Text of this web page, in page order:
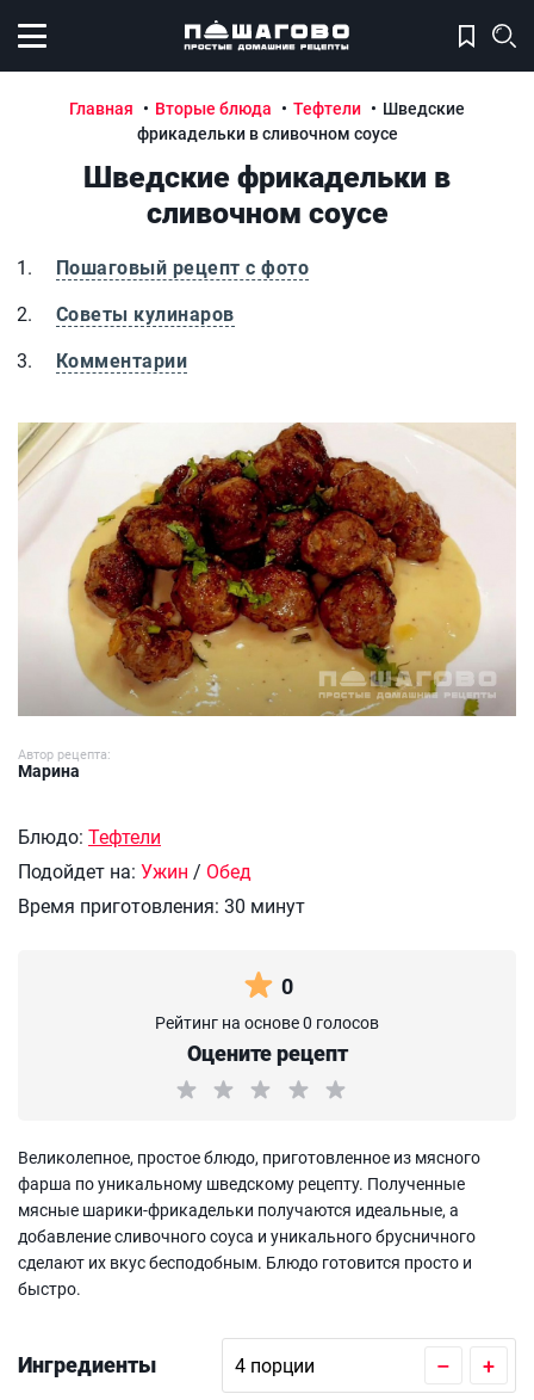
Открыть меню
Главная Вторые блюда Тефтели
Шведские
фрикадельки в сливочном соусе
Шведские фрикадельки в
сливочном соусе
Пошаговый рецепт с фото
Советы кулинаров
Комментарии
Шведские фрикадельки в сливочном соусе
Автор рецепта:
Марина
Блюдо: Тефтели
Подойдет на: Ужин / Обед
Время приготовления: 30 минут
0
Рейтинг на основе 0 голосов
Оцените рецепт
Великолепное, простое блюдо, приготовленное из мясного
фарша по уникальному шведскому рецепту. Полученные
мясные шарики-фрикадельки получаются идеальные, а
добавление сливочного соуса и уникального брусничного
сделают их вкус бесподобным. Блюдо готовится просто и
быстро.
Ингредиенты – +